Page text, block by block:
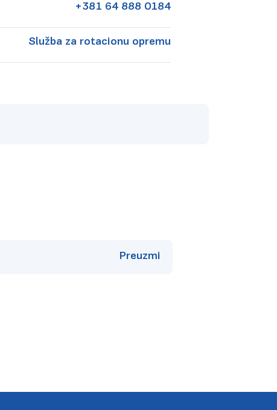
+381 64 888 0184
Služba za rotacionu opremu
Preuzmi